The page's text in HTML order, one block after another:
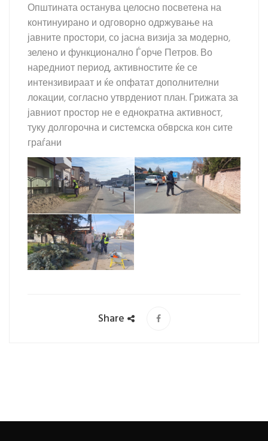
Општината останува целосно посветена на
континуирано и одговорно одржување на
јавните простори, со јасна визија за модерно,
зелено и функционално Ѓорче Петров. Во
наредниот период, активностите ќе се
интензивираат и ќе опфатат дополнителни
локации, согласно утврдениот план. Грижата за
јавниот простор не е еднократна активност,
туку долгорочна и системска обврска кон сите
граѓани
Share